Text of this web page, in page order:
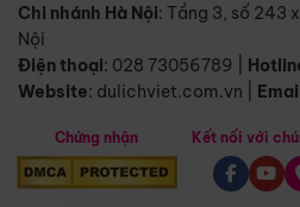
Chi nhánh Hà Nội: Tầng 3, số 243
Nội
Điện thoại: 028 73056789
Website: dulichviet.com.vn
Chứng nhận Kết nối với